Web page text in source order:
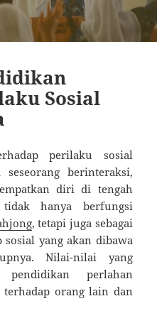
Sosial
perilaku sosial
berinteraksi,
diri di tengah
tidak hanya berfungsi
, tetapi juga sebagai
sosial yang akan dibawa
Nilai-nilai yang
perlahan
terhadap orang lain dan